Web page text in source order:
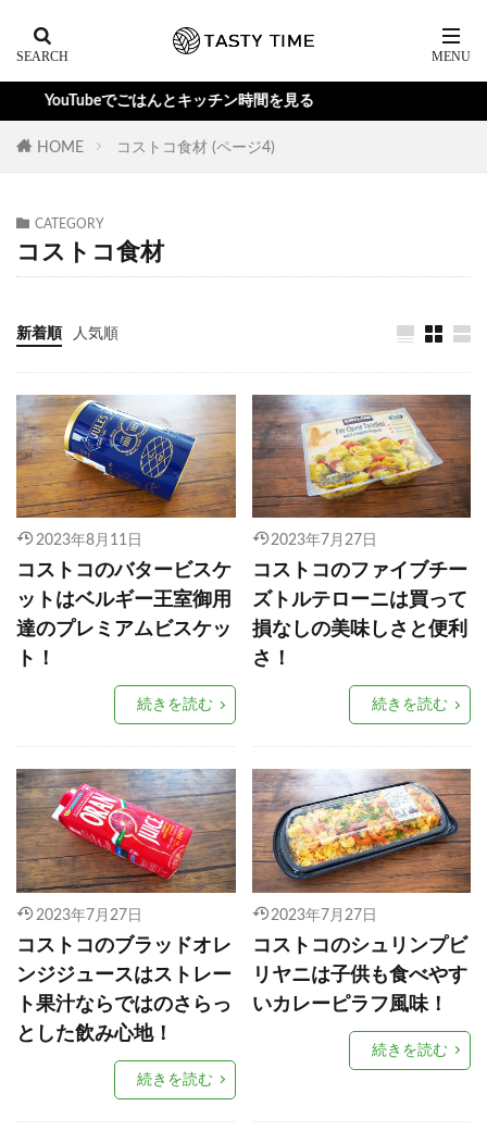
YouTubeでごはんとキッチン時間を見る
HOME コストコ食材 (ページ4)
CATEGORY
コストコ食材
新着順 人気順
2023年8月11日
コストコのバタービスケ
ットはベルギー王室御用
達のプレミアムビスケッ
ト！
続きを読む
2023年7月27日
コストコのファイブチー
ズトルテローニは買って
損なしの美味しさと便利
さ！
続きを読む
2023年7月27日
コストコのブラッドオレ
ンジジュースはストレー
ト果汁ならではのさらっ
とした飲み心地！
続きを読む
2023年7月27日
コストコのシュリンプビ
リヤニは子供も食べやす
いカレーピラフ風味！
続きを読む